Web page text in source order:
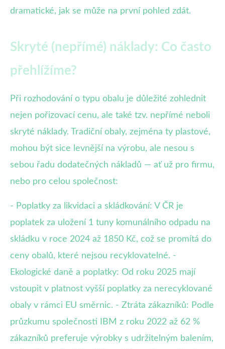
dramatické, jak se může na první pohled zdát.
Skryté (nepřímé) náklady: Co často
přehlížíme?
Při rozhodování o typu obalu je důležité zohlednit
nejen pořizovací cenu, ale také tzv. nepřímé neboli
skryté náklady. Tradiční obaly, zejména ty plastové,
mohou být sice levnější na výrobu, ale nesou s
sebou řadu dodatečných nákladů — ať už pro firmu,
nebo pro celou společnost:
- Poplatky za likvidaci a skládkování: V ČR je
poplatek za uložení 1 tuny komunálního odpadu na
skládku v roce 2024 až 1850 Kč, což se promítá do
ceny obalů, které nejsou recyklovatelné. -
Ekologické daně a poplatky: Od roku 2025 mají
vstoupit v platnost vyšší poplatky za nerecyklované
obaly v rámci EU směrnic. - Ztráta zákazníků: Podle
průzkumu společnosti IBM z roku 2022 až 62 %
zákazníků preferuje výrobky s udržitelným balením,